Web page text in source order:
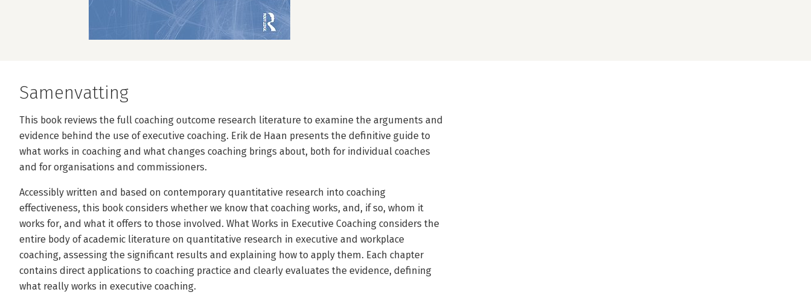
Samenvatting
This book reviews the full coaching outcome research literature to examine the arguments and
evidence behind the use of executive coaching. Erik de Haan presents the definitive guide to
what works in coaching and what changes coaching brings about, both for individual coaches
and for organisations and commissioners.
Accessibly written and based on contemporary quantitative research into coaching
effectiveness, this book considers whether we know that coaching works, and, if so, whom it
works for, and what it offers to those involved. What Works in Executive Coaching considers the
entire body of academic literature on quantitative research in executive and workplace
coaching, assessing the significant results and explaining how to apply them. Each chapter
contains direct applications to coaching practice and clearly evaluates the evidence, defining
what really works in executive coaching.